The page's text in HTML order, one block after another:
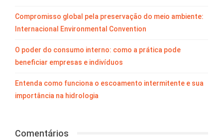
Compromisso global pela preservação do meio ambiente:
Internacional Environmental Convention
O poder do consumo interno: como a prática pode
beneficiar empresas e indivíduos
Entenda como funciona o escoamento intermitente e sua
importância na hidrologia
Comentários